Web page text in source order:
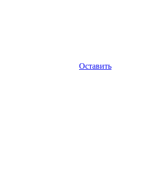
Оставить